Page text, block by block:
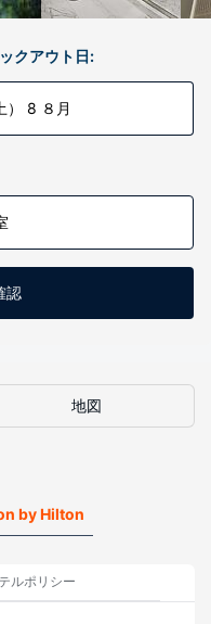
クアウト日:
） 8 ８月
認
地図
by Hilton
ルポリシー